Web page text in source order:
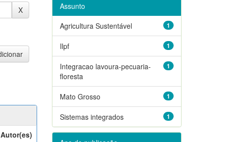
Autor(es)
Assunto
1
Agricultura Sustentável
1
Ilpf
1
Integracao lavoura-pecuaria-
floresta
1
Mato Grosso
1
Sistemas integrados